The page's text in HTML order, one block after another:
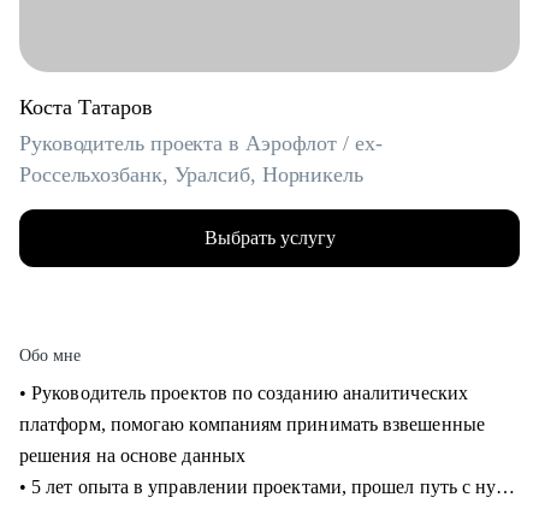
Коста Татаров
Руководитель проекта в Аэрофлот / ex-
Россельхозбанк, Уралсиб, Норникель
Выбрать услугу
Обо мне
• Руководитель проектов по созданию аналитических
платформ, помогаю компаниям принимать взвешенные
решения на основе данных
• 5 лет опыта в управлении проектами, прошел путь с нуля